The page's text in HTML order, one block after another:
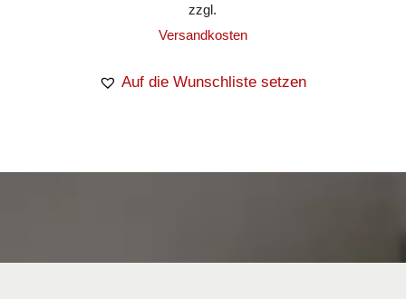
zzgl.
Versandkosten
Auf die Wunschliste setzen